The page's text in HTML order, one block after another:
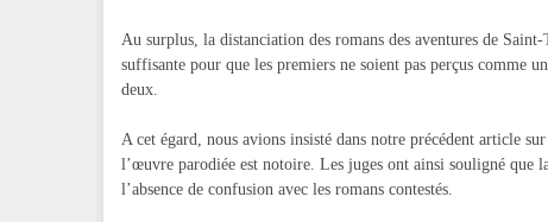
Au surplus, la distanciation des romans des aventures de
suffisante pour que les premiers ne soient pas perçus comme
deux.
A cet égard, nous avions insisté dans notre précédent article
l’œuvre parodiée est notoire. Les juges ont ainsi souligné que
l’absence de confusion avec les romans contestés.